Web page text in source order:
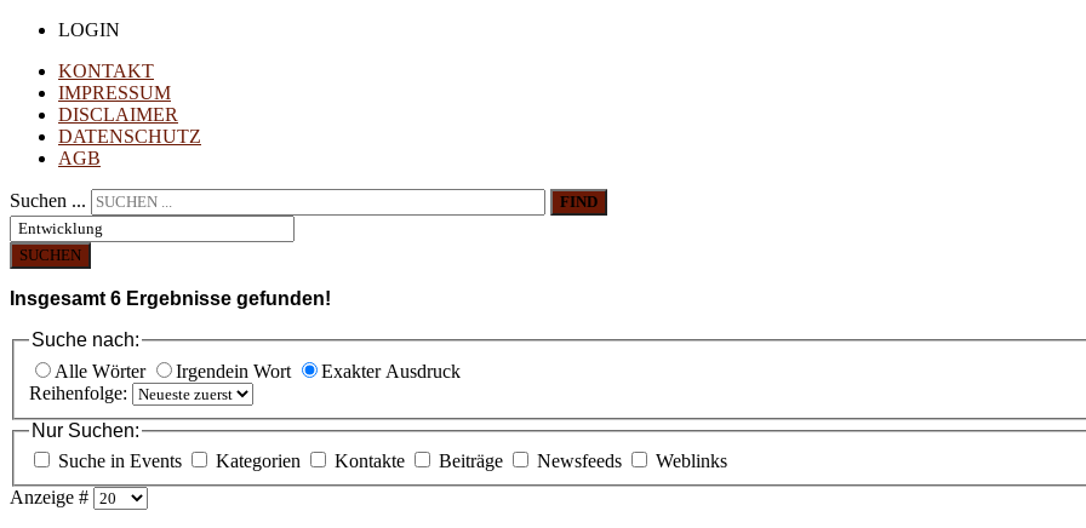
LOGIN
KONTAKT
IMPRESSUM
DISCLAIMER
DATENSCHUTZ
AGB
Suchen ... FIND
SUCHEN
Insgesamt 6 Ergebnisse gefunden!
Suche nach:
Alle Wörter
Irgendein Wort
Exakter Ausdruck
Reihenfolge:
Nur Suchen:
Suche in Events
Kategorien Kontakte Beiträge Newsfeeds
Weblinks
Anzeige #